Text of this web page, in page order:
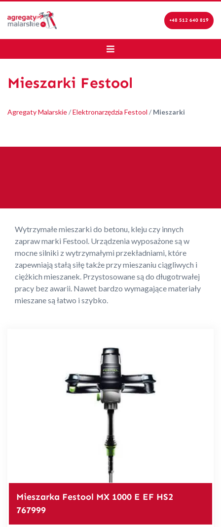
+48 512 640 819
Mieszarki Festool
Agregaty Malarskie/Elektronarzędzia Festool / Mieszarki
Wytrzymałe mieszarki do betonu, kleju czy innych
zapraw marki Festool. Urządzenia wyposażone są w
mocne silniki z wytrzymałymi przekładniami, które
zapewniają stałą siłę także przy mieszaniu ciągliwych i
ciężkich mieszanek. Przystosowane są do długotrwałej
pracy bez awarii. Nawet bardzo wymagające materiały
mieszane są łatwo i szybko.
Mieszarka Festool MX 1000 E EF HS2
767999